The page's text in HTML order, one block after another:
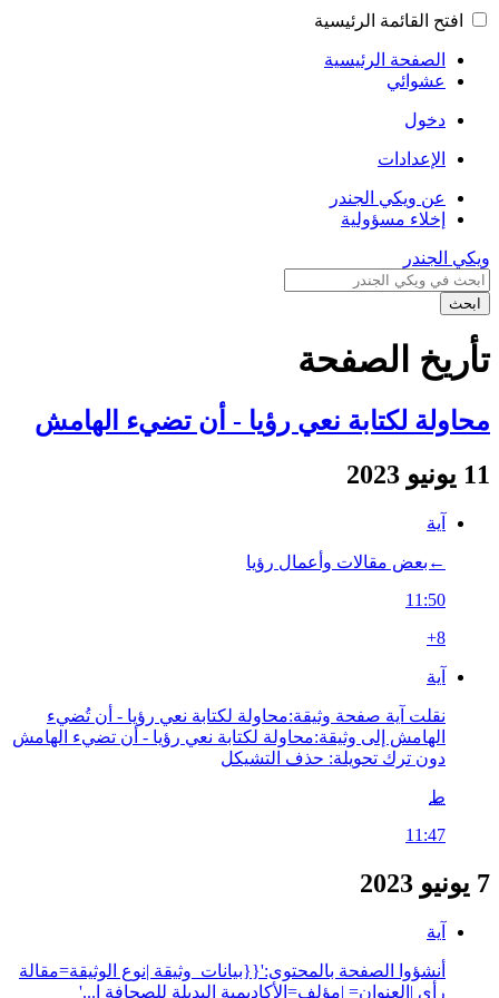
افتح القائمة الرئيسية
الصفحة الرئيسية
عشوائي
دخول
الإعدادات
عن ويكي الجندر
إخلاء مسؤولية
ويكي الجندر
ابحث
تأريخ الصفحة
محاولة لكتابة نعي رؤيا - أن تضيء الهامش
11 يونيو 2023
آية
←‏بعض مقالات وأعمال رؤيا
11:50
+8
آية
نقلت آية صفحة وثيقة:محاولة لكتابة نعي رؤيا - أن تُضيء
الهامش إلى وثيقة:محاولة لكتابة نعي رؤيا - أن تضيء الهامش
دون ترك تحويلة: حذف التشيكل
ط
11:47
7 يونيو 2023
آية
أنشؤوا الصفحة بالمحتوى:'{{بيانات_وثيقة |نوع الوثيقة=مقالة
رأي |العنوان= |مؤلف=الأكاديمية البديلة للصحافة ا...'